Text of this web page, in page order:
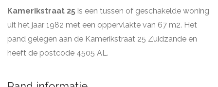
Kamerikstraat 25 is een tussen of geschakelde woning
uit het jaar 1982 met een oppervlakte van 67 m2. Het
pand gelegen aan de Kamerikstraat 25 Zuidzande en
heeft de postcode 4505 AL.